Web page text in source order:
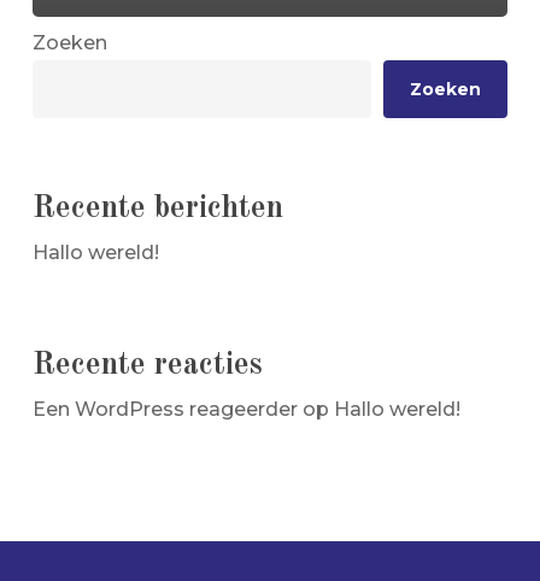
Zoeken
Zoeken
Recente berichten
Hallo wereld!
Recente reacties
Een WordPress reageerderop Hallo wereld!